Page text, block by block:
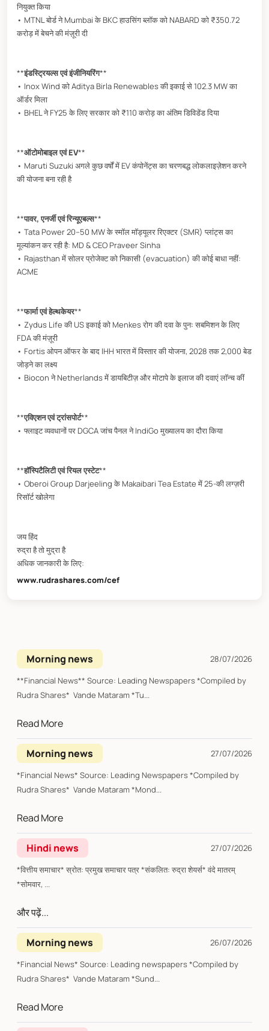
नियुक्त किया
• MTNL बोर्ड ने Mumbai के BKC हाउसिंग ब्लॉक को NABARD को ₹350.72
करोड़ में बेचने की मंज़ूरी दी
**इंडस्ट्रियल्स एवं इंजीनियरिंग**
• Inox Wind को Aditya Birla Renewables की इकाई से 102.3 MW का
ऑर्डर मिला
• BHEL ने FY25 के लिए सरकार को ₹110 करोड़ का अंतिम डिविडेंड दिया
**ऑटोमोबाइल एवं EV**
• Maruti Suzuki अगले कुछ वर्षों में EV कंपोनेंट्स का चरणबद्ध लोकलाइज़ेशन करने
की योजना बना रही है
**पावर, एनर्जी एवं रिन्यूएबल्स**
• Tata Power 20–50 MW के स्मॉल मॉड्यूलर रिएक्टर (SMR) प्लांट्स का
मूल्यांकन कर रही है: MD & CEO Praveer Sinha
• Rajasthan में सोलर प्रोजेक्ट को निकासी (evacuation) की कोई बाधा नहीं:
ACME
**फार्मा एवं हेल्थकेयर**
• Zydus Life की US इकाई को Menkes रोग की दवा के पुनः सबमिशन के लिए
FDA की मंज़ूरी
• Fortis ओपन ऑफर के बाद IHH भारत में विस्तार की योजना, 2028 तक 2,000 बेड
जोड़ने का लक्ष्य
• Biocon ने Netherlands में डायबिटीज़ और मोटापे के इलाज की दवाएं लॉन्च कीं
**एविएशन एवं ट्रांसपोर्ट**
• फ्लाइट व्यवधानों पर DGCA जांच पैनल ने IndiGo मुख्यालय का दौरा किया
**हॉस्पिटैलिटी एवं रियल एस्टेट**
• Oberoi Group Darjeeling के Makaibari Tea Estate में 25-की लग्ज़री
रिसॉर्ट खोलेगा
जय हिंद
रुद्रा है तो मुद्रा है
अधिक जानकारी के लिए:
www.rudrashares.com/cef
Morning news
28/07/2026
**Financial News** Source: Leading Newspapers *Compiled by
Rudra Shares* Vande Mataram *Tu...
Read More
Morning news
27/07/2026
*Financial News* Source: Leading Newspapers *Compiled by
Rudra Shares* Vande Mataram *Mond...
Read More
Hindi news
27/07/2026
*वित्तीय समाचार* स्रोत: प्रमुख समाचार पत्र *संकलित: रुद्रा शेयर्स* वंदे मातरम्
*सोमवार, ...
और पढ़ें...
Morning news
26/07/2026
*Financial News* Source: Leading newspapers *Compiled by
Rudra Shares* Vande Mataram *Sund...
Read More